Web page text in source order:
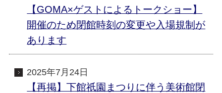
【GOMA×ゲストによるトークショー】
開催のため閉館時刻の変更や入場規制が
あります
2025年7月24日
【再掲】下館祇園まつりに伴う美術館閉